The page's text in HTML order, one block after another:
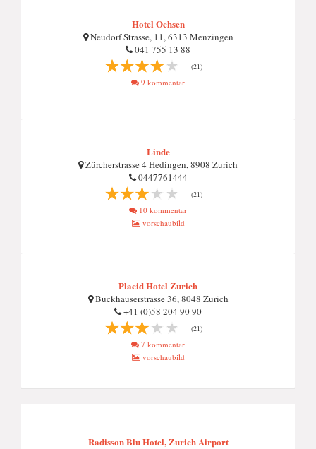
Hotel Ochsen
Neudorf Strasse, 11, 6313 Menzingen
041 755 13 88
(21)
9 kommentar
Linde
Zürcherstrasse 4 Hedingen, 8908 Zurich
0447761444
(21)
10 kommentar
vorschaubild
Placid Hotel Zurich
Buckhauserstrasse 36, 8048 Zurich
+41 (0)58 204 90 90
(21)
7 kommentar
vorschaubild
Radisson Blu Hotel, Zurich Airport